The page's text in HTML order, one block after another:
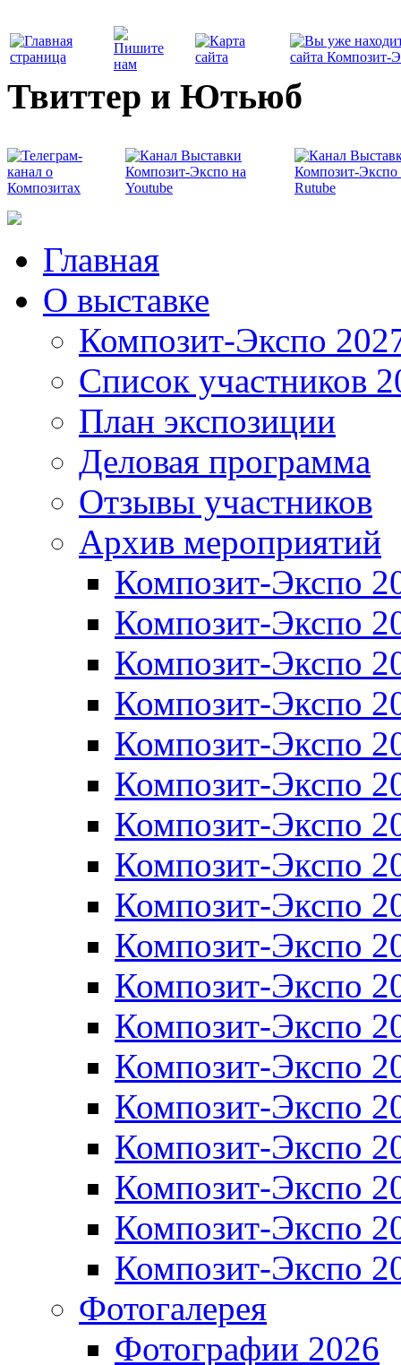
Твиттер и Ютьюб
Главная
О выставке
Композит-Экспо
Список участников
План экспозиции
Деловая программа
Отзывы участников
Архив мероприятий
Композит-Экспо
Композит-Экспо
Композит-Экспо
Композит-Экспо
Композит-Экспо
Композит-Экспо
Композит-Экспо
Композит-Экспо
Композит-Экспо
Композит-Экспо
Композит-Экспо
Композит-Экспо
Композит-Экспо
Композит-Экспо
Композит-Экспо
Композит-Экспо
Композит-Экспо
Композит-Экспо
Фотогалерея
Фотографии 2026